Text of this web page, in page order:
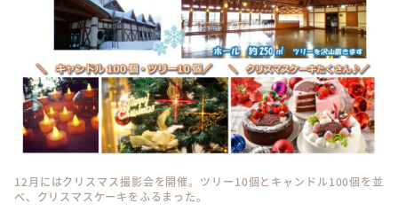
12月にはクリスマス撮影会を開催。ツリー10個とキャンドル100個を並
べ、クリスマスケーキをふるまった。